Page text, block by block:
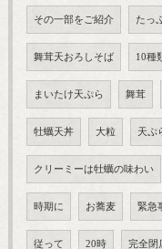
その一部をご紹介 たっ
舞茸天おろしそば 10種
まいたけ天ぷら 舞茸
牡蠣天丼 大粒 天ぷ
クリーミーは牡蠣の味わい
時期に お蕎麦 緊急
従って 20時 完全閉